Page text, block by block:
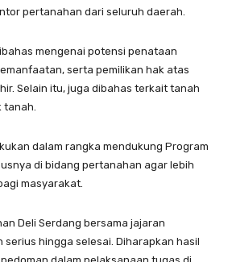
pertanahan dari seluruh daerah.
mengenai potensi penataan
serta pemilikan hak atas
Selain itu, juga dibahas terkait tanah
dalam rangka mendukung Program
di bidang pertanahan agar lebih
masyarakat.
Deli Serdang bersama jajaran
hingga selesai. Diharapkan hasil